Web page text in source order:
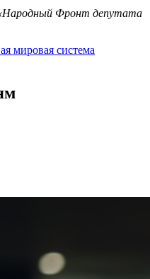
Фронт депутата
мировая система